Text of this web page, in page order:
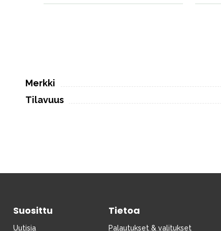
Merkki
Tilavuus
Suosittu
Uutisia
Tietoa
Palautukset & valitukset